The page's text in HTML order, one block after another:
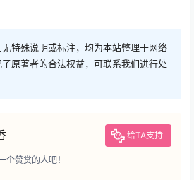
特殊说明或标注，均为本站整理于网络
原著者的合法权益，可联系我们进行处
给TA支持
个赞赏的人吧！